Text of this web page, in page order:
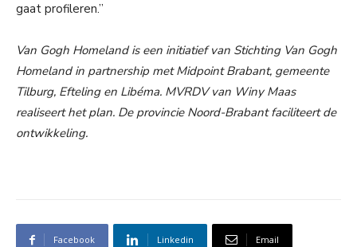
gaat profileren.”
Van Gogh Homeland is een initiatief van Stichting Van Gogh
Homeland in partnership met Midpoint Brabant, gemeente
Tilburg, Efteling en Libéma. MVRDV van Winy Maas
realiseert het plan. De provincie Noord-Brabant faciliteert de
ontwikkeling.
Facebook Linkedin Email